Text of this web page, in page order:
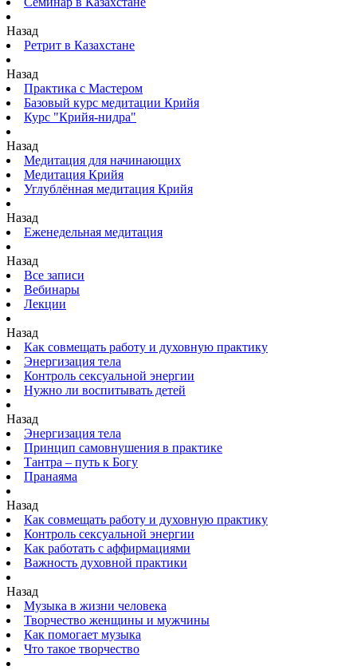
Назад
Ретрит в Казахстане
Назад
Практика с Мастером
Базовый курс медитации Крийя
Курс "Крийя-нидра"
Назад
Медитация для начинающих
Медитация Крийя
Углублённая медитация Крийя
Назад
Еженедельная медитация
Назад
Все записи
Вебинары
Лекции
Назад
Как совмещать работу и духовную практику
Энергизация тела
Контроль сексуальной энергии
Нужно ли воспитывать детей
Назад
Энергизация тела
Принцип самовнушения в практике
Тантра – путь к Богу
Пранаяма
Назад
Как совмещать работу и духовную практику
Контроль сексуальной энергии
Как работать с аффирмациями
Важность духовной практики
Назад
Музыка в жизни человека
Творчество женщины и мужчины
Как помогает музыка
Что такое творчество